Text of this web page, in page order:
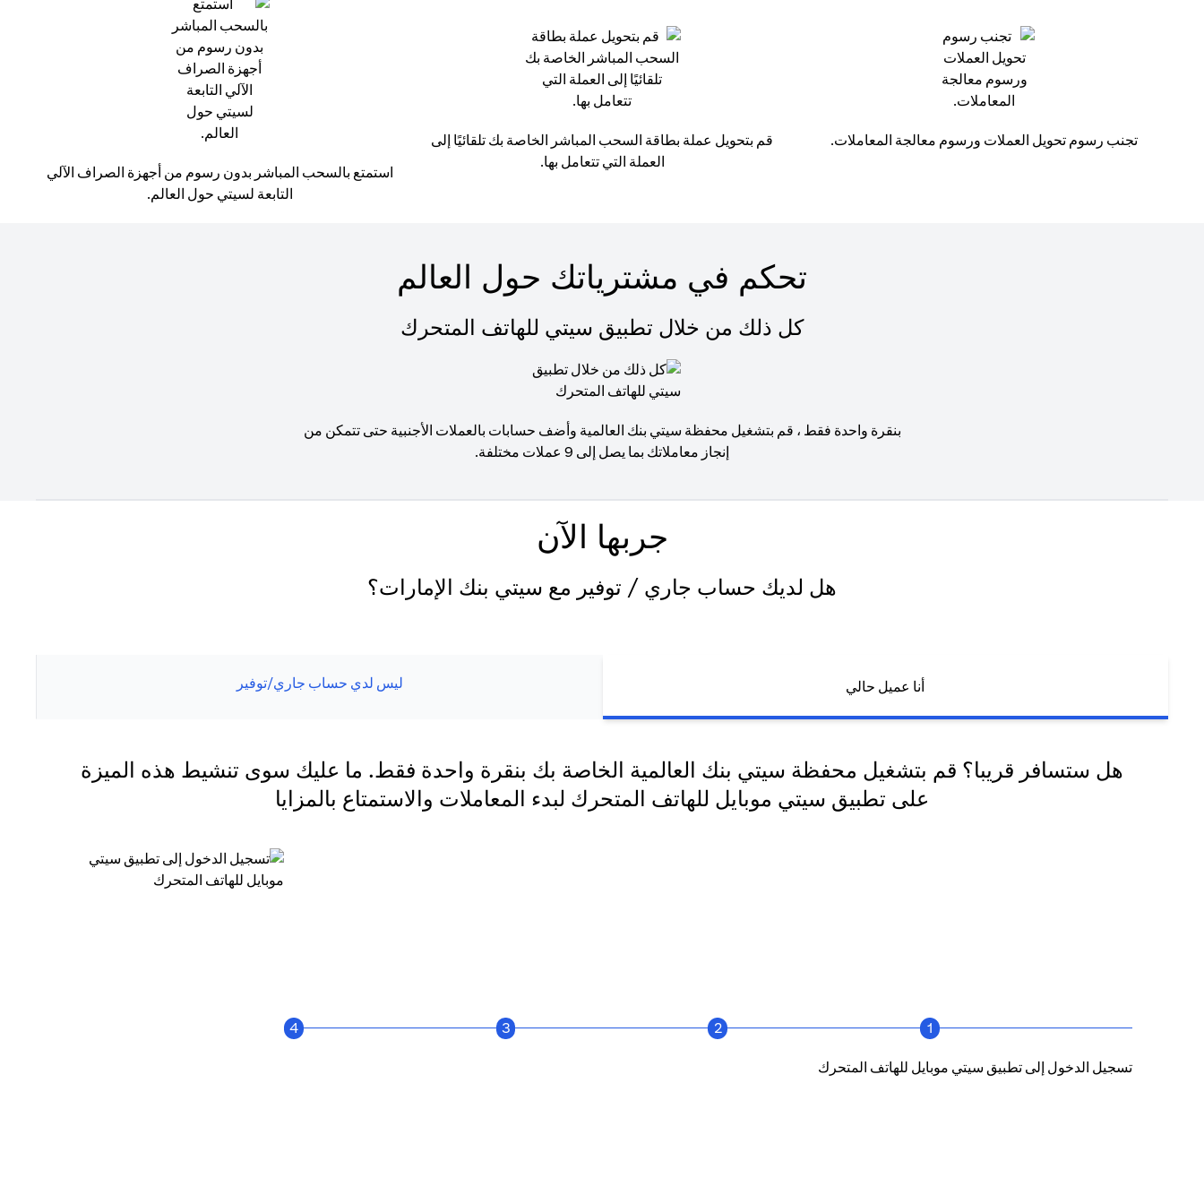
تجنب رسوم تحويل العملات ورسوم معالجة المعاملات.
قم بتحويل عملة بطاقة السحب المباشر الخاصة بك تلقائيًا إلى
العملة التي تتعامل بها.
استمتع بالسحب المباشر بدون رسوم من أجهزة الصراف الآلي
التابعة لسيتي حول العالم.
تحكم في مشترياتك حول العالم
كل ذلك من خلال تطبيق سيتي للهاتف المتحرك
بنقرة واحدة فقط ، قم بتشغيل محفظة سيتي بنك العالمية وأضف حسابات بالعملات الأجنبية حتى تتمكن من
إنجاز معاملاتك بما يصل إلى 9 عملات مختلفة.
جربها الآن
هل لديك حساب جاري / توفير مع سيتي بنك الإمارات؟
أنا عميل حالي ليس لدي حساب جاري/توفير
هل ستسافر قريبا؟ قم بتشغيل محفظة سيتي بنك العالمية الخاصة بك بنقرة واحدة فقط. ما عليك سوى تنشيط هذه الميزة
على تطبيق سيتي موبايل للهاتف المتحرك لبدء المعاملات والاستمتاع بالمزايا
1
2
3
4
تسجيل الدخول إلى تطبيق سيتي موبايل للهاتف المتحرك